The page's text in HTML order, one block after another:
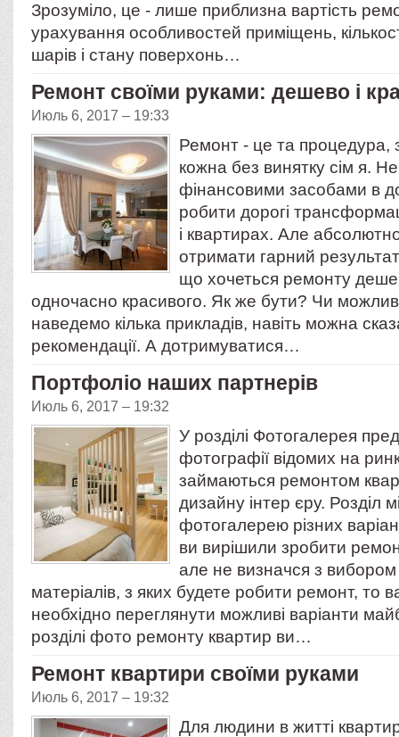
Зрозуміло, це - лише приблизна вартість
урахування особливостей приміщень,
шарів і стану поверхонь…
Ремонт своїми руками: дешево і
Июль 6, 2017 – 19:33
Ремонт - це та процедура,
кожна без винятку сім я.
фінансовими засобами в
робити дорогі
і квартирах. Але
отримати гарний
що хочеться ремонту
одночасно красивого. Як же бути? Чи
наведемо кілька прикладів, навіть можна
рекомендації. А дотримуватися…
Портфоліо наших партнерів
Июль 6, 2017 – 19:32
У розділі Фотогалерея
фотографії відомих на
займаються ремонтом
дизайну інтер єру. Розділ
фотогалерею різних
ви вирішили зробити
але не визначся з
матеріалів, з яких будете робити ремонт, то
необхідно переглянути можливі варіанти
розділі фото ремонту квартир ви…
Ремонт квартири своїми руками
Июль 6, 2017 – 19:32
Для людини в житті